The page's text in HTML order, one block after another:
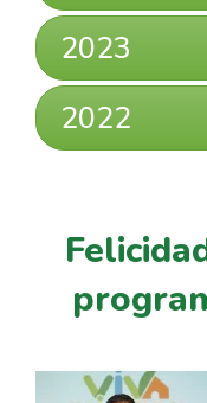
2023
2022